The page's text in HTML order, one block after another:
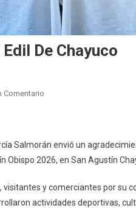
De Chayuco
Comentario
De
Chayuco
Salmorán envió un
2026, en San Agustín
visitantes y comerciantes por su
actividades deportivas,